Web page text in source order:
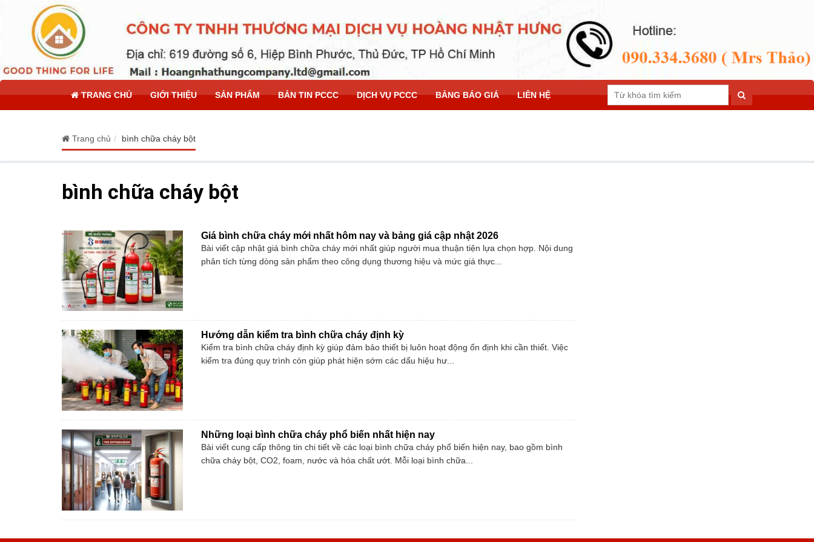
TRANG CHỦ GIỚI THIỆU SẢN PHẨM BẢN TIN PCCC DỊCH VỤ PCCC BẢNG BÁO GIÁ LIÊN HỆ
Trang chủ bình chữa cháy bột
bình chữa cháy bột
Giá bình chữa cháy mới nhất hôm nay và bảng giá cập nhật 2026
Bài viết cập nhật giá bình chữa cháy mới nhất giúp người mua thuận tiện lựa chọn hợp. Nội dung
phân tích từng dòng sản phẩm theo công dụng thương hiệu và mức giá thực...
Hướng dẫn kiểm tra bình chữa cháy định kỳ
Kiểm tra bình chữa cháy định kỳ giúp đảm bảo thiết bị luôn hoạt động ổn định khi cần thiết. Việc
kiểm tra đúng quy trình còn giúp phát hiện sớm các dấu hiệu hư...
Những loại bình chữa cháy phổ biến nhất hiện nay
Bài viết cung cấp thông tin chi tiết về các loại bình chữa cháy phổ biến hiện nay, bao gồm bình
chữa cháy bột, CO2, foam, nước và hóa chất ướt. Mỗi loại bình chữa...